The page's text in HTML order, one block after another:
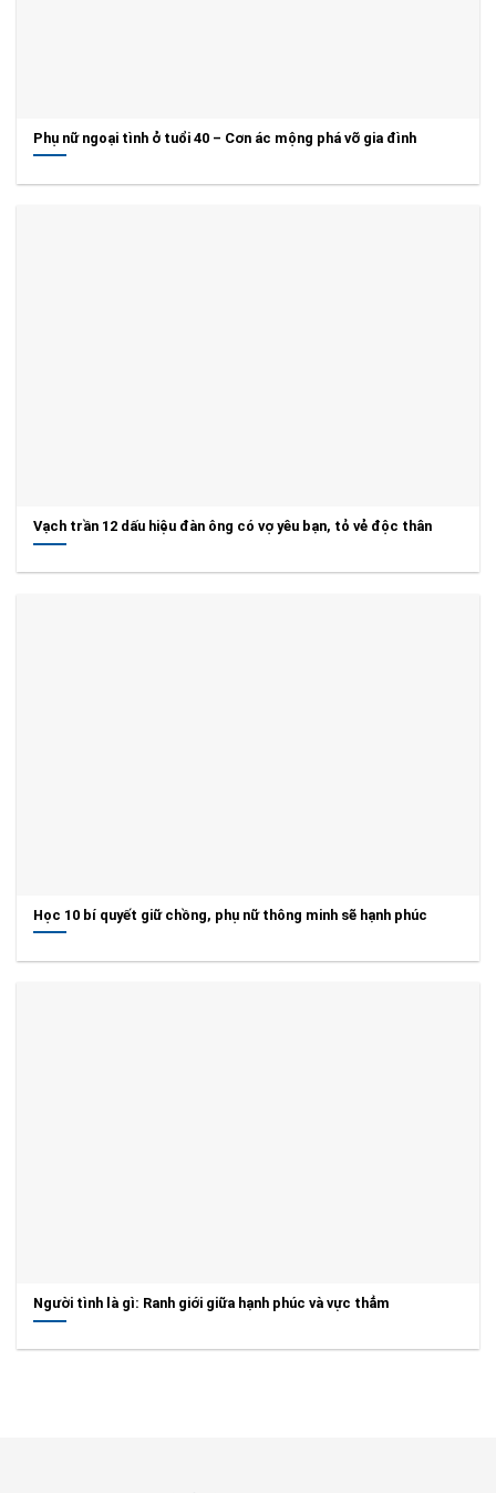
Phụ nữ ngoại tình ở tuổi 40 – Cơn ác mộng phá vỡ gia đình
Vạch trần 12 dấu hiệu đàn ông có vợ yêu bạn, tỏ vẻ độc thân
Học 10 bí quyết giữ chồng, phụ nữ thông minh sẽ hạnh phúc
Người tình là gì: Ranh giới giữa hạnh phúc và vực thẳm